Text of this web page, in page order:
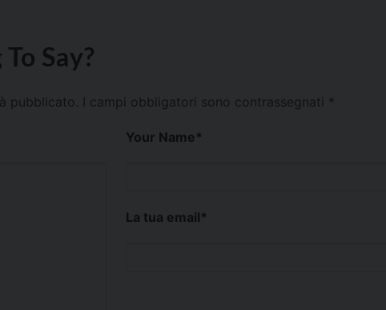
Say?
pubblicato. I campi obbligatori sono contrassegnati *
Your Name*
La tua email*